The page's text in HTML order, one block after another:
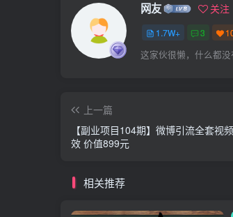
网友 关注
1.7W+ 3
这家伙很懒，什么都
上一篇
【副业项目104期】微博引流全套视
效 价值899元
相关推荐